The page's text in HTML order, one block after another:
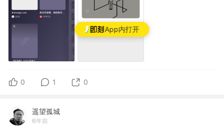
App内打开
0 1 0
遥望孤城
6年前